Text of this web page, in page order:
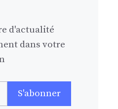
d'actualité
dans votre